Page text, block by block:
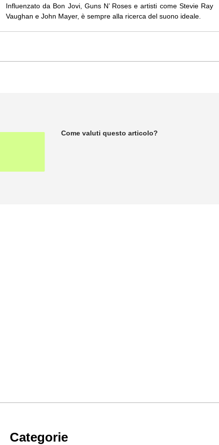
Influenzato da Bon Jovi, Guns N’ Roses e artisti come Stevie Ray
Vaughan e John Mayer, è sempre alla ricerca del suono ideale.
Come valuti questo articolo?
Categorie